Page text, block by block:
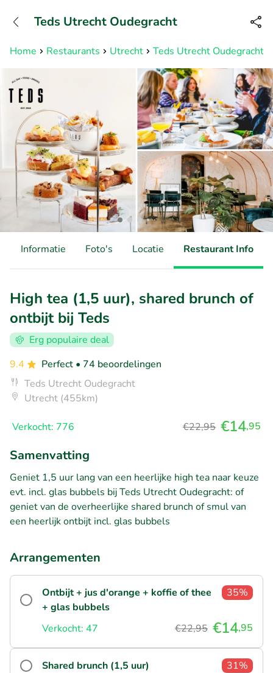
Bereikbaar tot 23:00 uur
Home Restaurants Utrecht Teds Utrecht Oudegracht
Teds Utrecht Oudegracht
Informatie Foto's Locatie Restaurant Info
High tea (1,5 uur), shared brunch of
ontbijt bij Teds
Erg populaire deal
9.4
Perfect • 74 beoordelingen
Teds Utrecht Oudegracht
Utrecht (455km)
Verkocht: 776 €22,95 €14,95
Samenvatting
Geniet 1,5 uur lang van een heerlijke high tea naar keuze
evt. incl. glas bubbels bij Teds Utrecht Oudegracht: of
geniet van de overheerlijke shared brunch of smul van
een heerlijk ontbijt incl. glas bubbels
Arrangementen
Ontbijt + jus d'orange + koffie of thee
+ glas bubbels
35%
Verkocht: 47 €22,95 €14,95
Shared brunch (1,5 uur)
31%